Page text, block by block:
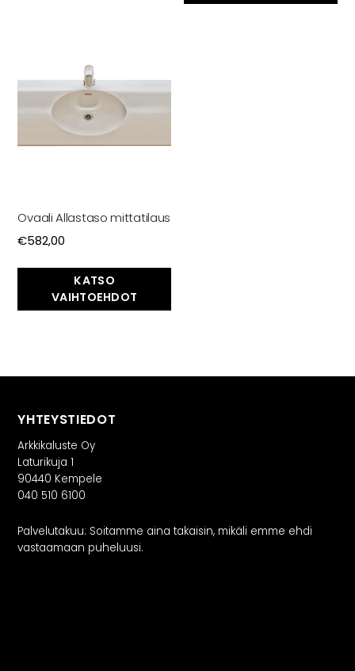
Suunnittelijoille
Projektimyynti
MEISTÄ
Tarina
Ovaali Allastaso mittatilaus
€582,00
KATSO
VAIHTOEHDOT
YHTEYSTIEDOT
Arkkikaluste Oy
Laturikuja 1
90440 Kempele
040 510 6100
Palvelutakuu: Soitamme aina takaisin, mikäli emme ehdi
vastaamaan puheluusi.